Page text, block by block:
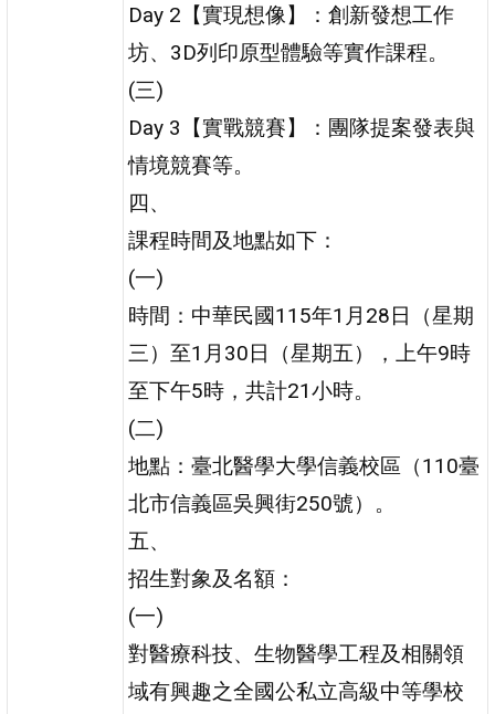
Day 2【實現想像】：創新發想工作
坊、3D列印原型體驗等實作課程。
(三)
Day 3【實戰競賽】：團隊提案發表與
情境競賽等。
四、
課程時間及地點如下：
(一)
時間：中華民國115年1月28日（星期
三）至1月30日（星期五），上午9時
至下午5時，共計21小時。
(二)
地點：臺北醫學大學信義校區（110臺
北市信義區吳興街250號）。
五、
招生對象及名額：
(一)
對醫療科技、生物醫學工程及相關領
域有興趣之全國公私立高級中等學校